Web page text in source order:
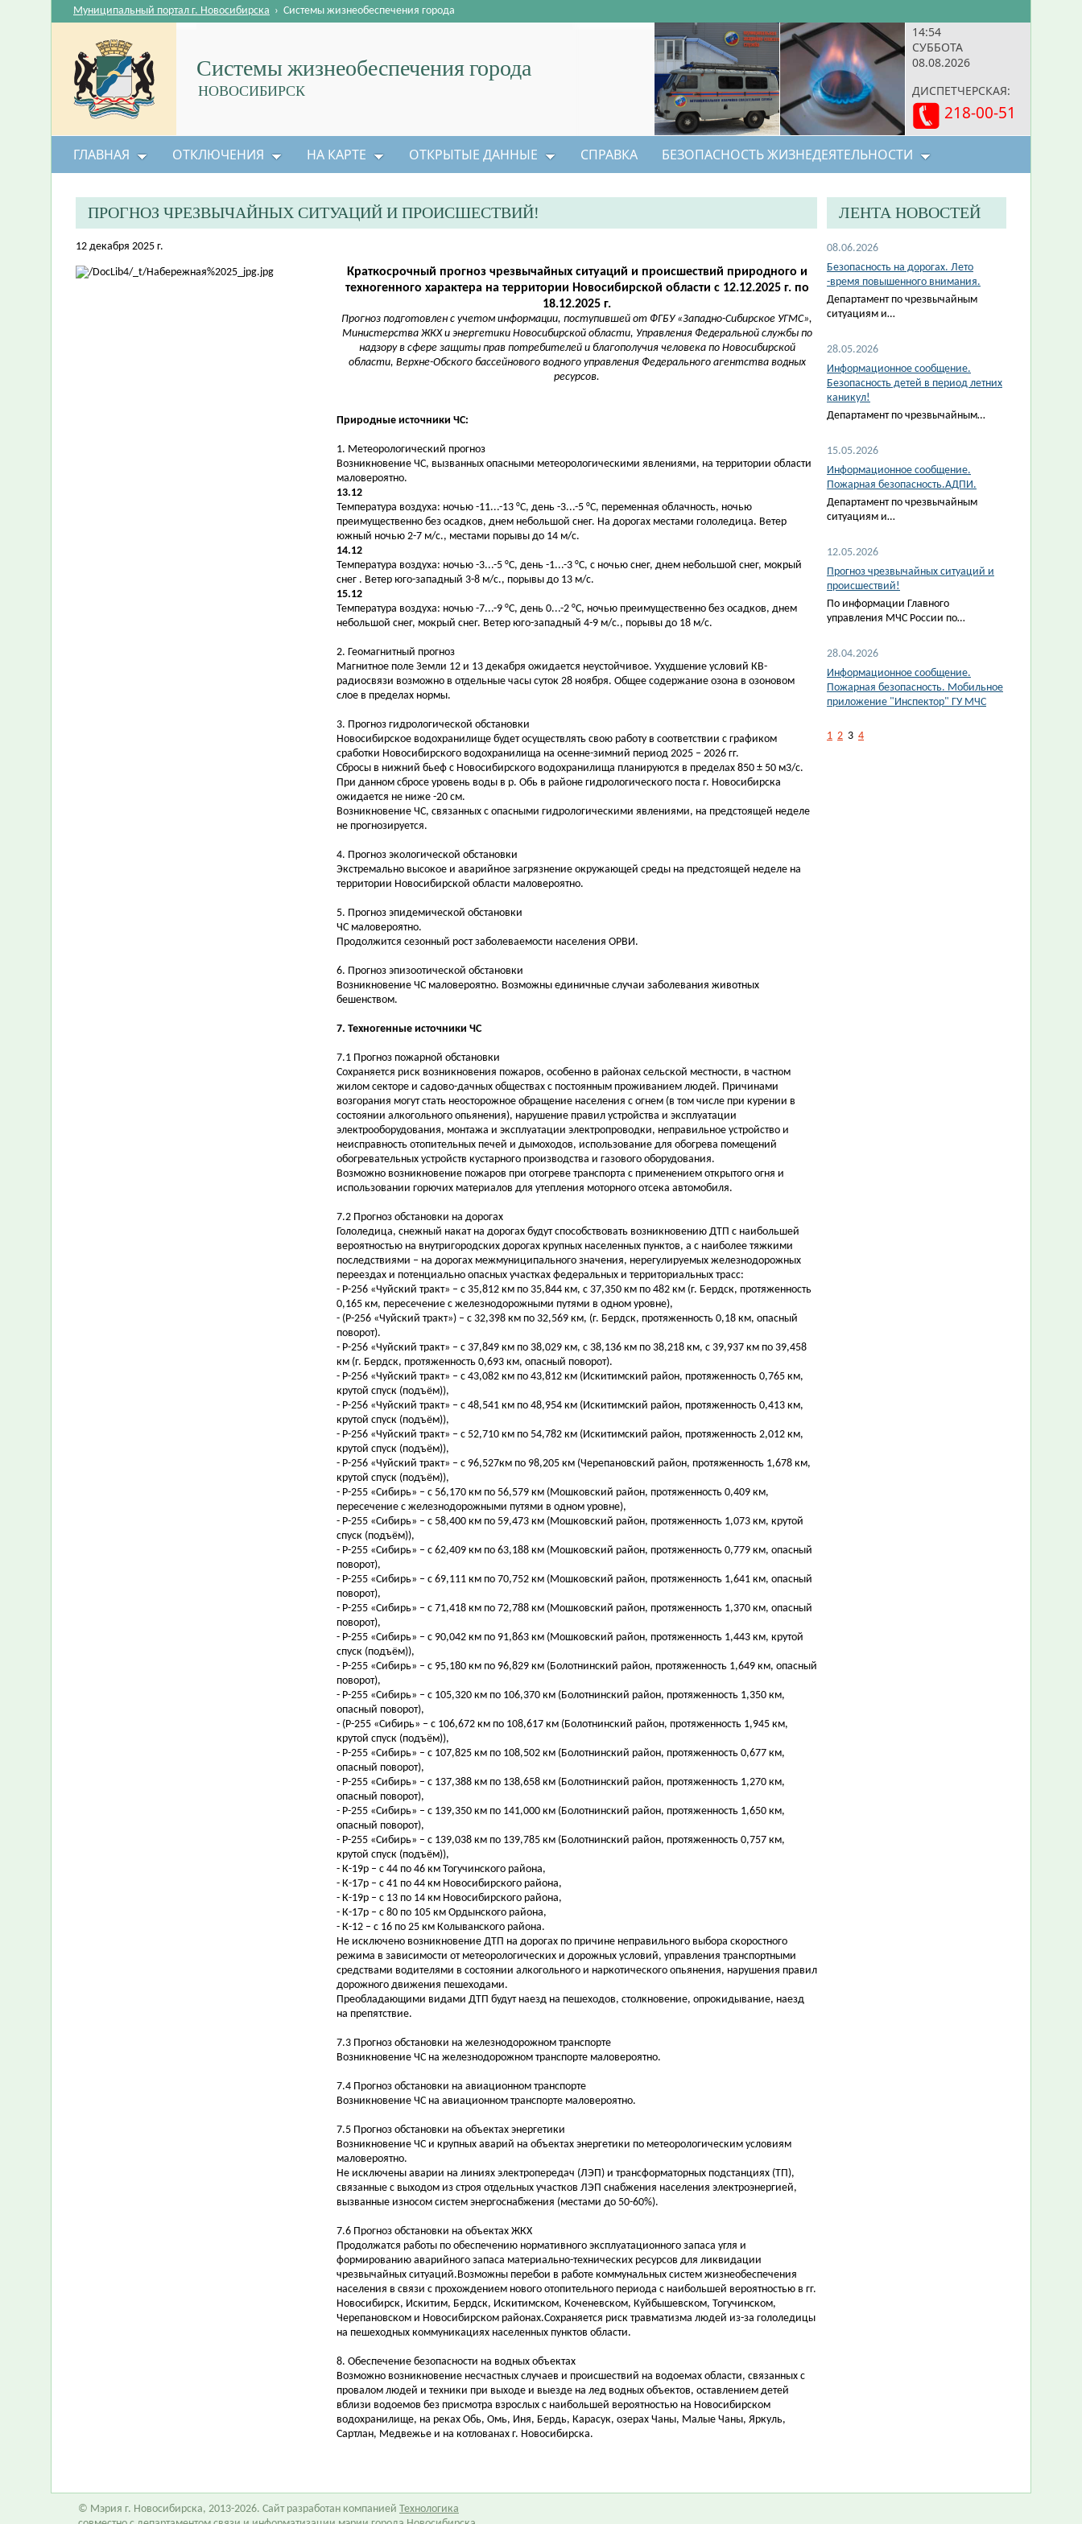
14:54
СУББОТА
08.08.2026
ДИСПЕТЧЕРСКАЯ:
218-00-51
Системы жизнеобеспечения города
НОВОСИБИРСК
Муниципальный портал г. Новосибирска › Системы жизнеобеспечения города
ГЛАВНАЯ ОТКЛЮЧЕНИЯ НА КАРТЕ ОТКРЫТЫЕ ДАННЫЕ СПРАВКА БЕЗОПАСНОСТЬ ЖИЗНЕДЕЯТЕЛЬНОСТИ
ПРОГНОЗ ЧРЕЗВЫЧАЙНЫХ СИТУАЦИЙ И ПРОИСШЕСТВИЙ!
12 декабря 2025 г.
Краткосрочный прогноз чрезвычайных ситуаций и происшествий природного и
техногенного характера на территории Новосибирской области с 12.12.2025 г. по
18.12.2025 г.
Прогноз подготовлен с учетом информации, поступившей от ФГБУ «Западно-Сибирское УГМС»,
Министерства ЖКХ и энергетики Новосибирской области, Управления Федеральной службы по
надзору в сфере защиты прав потребителей и благополучия человека по Новосибирской
области, Верхне-Обского бассейнового водного управления Федерального агентства водных
ресурсов.
Природные источники ЧС:
1. Метеорологический прогноз
Возникновение ЧС, вызванных опасными метеорологическими явлениями, на территории области
маловероятно.
13.12
Температура воздуха: ночью -11...-13 °С, день -3...-5 °С, переменная облачность, ночью
преимущественно без осадков, днем небольшой снег. На дорогах местами гололедица. Ветер
южный ночью 2-7 м/с., местами порывы до 14 м/с.
14.12
Температура воздуха: ночью -3...-5 °С, день -1...-3 °С, с ночью снег, днем небольшой снег, мокрый
снег . Ветер юго-западный 3-8 м/с., порывы до 13 м/с.
15.12
Температура воздуха: ночью -7...-9 °С, день 0...-2 °С, ночью преимущественно без осадков, днем
небольшой снег, мокрый снег. Ветер юго-западный 4-9 м/с., порывы до 18 м/с.
2. Геомагнитный прогноз
Магнитное поле Земли 12 и 13 декабря ожидается неустойчивое. Ухудшение условий КВ-
радиосвязи возможно в отдельные часы суток 28 ноября. Общее содержание озона в озоновом
слое в пределах нормы.
3. Прогноз гидрологической обстановки
Новосибирское водохранилище будет осуществлять свою работу в соответствии с графиком
сработки Новосибирского водохранилища на осенне-зимний период 2025 – 2026 гг.
Сбросы в нижний бьеф с Новосибирского водохранилища планируются в пределах 850 ± 50 м3/с.
При данном сбросе уровень воды в р. Обь в районе гидрологического поста г. Новосибирска
ожидается не ниже -20 см.
Возникновение ЧС, связанных с опасными гидрологическими явлениями, на предстоящей неделе
не прогнозируется.
4. Прогноз экологической обстановки
Экстремально высокое и аварийное загрязнение окружающей среды на предстоящей неделе на
территории Новосибирской области маловероятно.
5. Прогноз эпидемической обстановки
ЧС маловероятно.
Продолжится сезонный рост заболеваемости населения ОРВИ.
6. Прогноз эпизоотической обстановки
Возникновение ЧС маловероятно. Возможны единичные случаи заболевания животных
бешенством.
7. Техногенные источники ЧС
7.1 Прогноз пожарной обстановки
Сохраняется риск возникновения пожаров, особенно в районах сельской местности, в частном
жилом секторе и садово-дачных обществах с постоянным проживанием людей. Причинами
возгорания могут стать неосторожное обращение населения с огнем (в том числе при курении в
состоянии алкогольного опьянения), нарушение правил устройства и эксплуатации
электрооборудования, монтажа и эксплуатации электропроводки, неправильное устройство и
неисправность отопительных печей и дымоходов, использование для обогрева помещений
обогревательных устройств кустарного производства и газового оборудования.
Возможно возникновение пожаров при отогреве транспорта с применением открытого огня и
использовании горючих материалов для утепления моторного отсека автомобиля.
7.2 Прогноз обстановки на дорогах
Гололедица, снежный накат на дорогах будут способствовать возникновению ДТП с наибольшей
вероятностью на внутригородских дорогах крупных населенных пунктов, а с наиболее тяжкими
последствиями – на дорогах межмуниципального значения, нерегулируемых железнодорожных
переездах и потенциально опасных участках федеральных и территориальных трасс:
- Р-256 «Чуйский тракт» – с 35,812 км по 35,844 км, с 37,350 км по 482 км (г. Бердск, протяженность
0,165 км, пересечение с железнодорожными путями в одном уровне),
- (Р-256 «Чуйский тракт») – с 32,398 км по 32,569 км, (г. Бердск, протяженность 0,18 км, опасный
поворот).
- Р-256 «Чуйский тракт» – с 37,849 км по 38,029 км, с 38,136 км по 38,218 км, с 39,937 км по 39,458
км (г. Бердск, протяженность 0,693 км, опасный поворот).
- Р-256 «Чуйский тракт» – с 43,082 км по 43,812 км (Искитимский район, протяженность 0,765 км,
крутой спуск (подъём)),
- Р-256 «Чуйский тракт» – с 48,541 км по 48,954 км (Искитимский район, протяженность 0,413 км,
крутой спуск (подъём)),
- Р-256 «Чуйский тракт» – с 52,710 км по 54,782 км (Искитимский район, протяженность 2,012 км,
крутой спуск (подъём)),
- Р-256 «Чуйский тракт» – с 96,527км по 98,205 км (Черепановский район, протяженность 1,678 км,
крутой спуск (подъём)),
- Р-255 «Сибирь» – с 56,170 км по 56,579 км (Мошковский район, протяженность 0,409 км,
пересечение с железнодорожными путями в одном уровне),
- Р-255 «Сибирь» – с 58,400 км по 59,473 км (Мошковский район, протяженность 1,073 км, крутой
спуск (подъём)),
- Р-255 «Сибирь» – с 62,409 км по 63,188 км (Мошковский район, протяженность 0,779 км, опасный
поворот),
- Р-255 «Сибирь» – с 69,111 км по 70,752 км (Мошковский район, протяженность 1,641 км, опасный
поворот),
- Р-255 «Сибирь» – с 71,418 км по 72,788 км (Мошковский район, протяженность 1,370 км, опасный
поворот),
- Р-255 «Сибирь» – с 90,042 км по 91,863 км (Мошковский район, протяженность 1,443 км, крутой
спуск (подъём)),
- Р-255 «Сибирь» – с 95,180 км по 96,829 км (Болотнинский район, протяженность 1,649 км, опасный
поворот),
- Р-255 «Сибирь» – с 105,320 км по 106,370 км (Болотнинский район, протяженность 1,350 км,
опасный поворот),
- (Р-255 «Сибирь» – с 106,672 км по 108,617 км (Болотнинский район, протяженность 1,945 км,
крутой спуск (подъём)),
- Р-255 «Сибирь» – с 107,825 км по 108,502 км (Болотнинский район, протяженность 0,677 км,
опасный поворот),
- Р-255 «Сибирь» – с 137,388 км по 138,658 км (Болотнинский район, протяженность 1,270 км,
опасный поворот),
- Р-255 «Сибирь» – с 139,350 км по 141,000 км (Болотнинский район, протяженность 1,650 км,
опасный поворот),
- Р-255 «Сибирь» – с 139,038 км по 139,785 км (Болотнинский район, протяженность 0,757 км,
крутой спуск (подъём)),
- К-19р – с 44 по 46 км Тогучинского района,
- К-17р – с 41 по 44 км Новосибирского района,
- К-19р – с 13 по 14 км Новосибирского района,
- К-17р – с 80 по 105 км Ордынского района,
- К-12 – с 16 по 25 км Колыванского района.
Не исключено возникновение ДТП на дорогах по причине неправильного выбора скоростного
режима в зависимости от метеорологических и дорожных условий, управления транспортными
средствами водителями в состоянии алкогольного и наркотического опьянения, нарушения правил
дорожного движения пешеходами.
Преобладающими видами ДТП будут наезд на пешеходов, столкновение, опрокидывание, наезд
на препятствие.
7.3 Прогноз обстановки на железнодорожном транспорте
Возникновение ЧС на железнодорожном транспорте маловероятно.
7.4 Прогноз обстановки на авиационном транспорте
Возникновение ЧС на авиационном транспорте маловероятно.
7.5 Прогноз обстановки на объектах энергетики
Возникновение ЧС и крупных аварий на объектах энергетики по метеорологическим условиям
маловероятно.
Не исключены аварии на линиях электропередач (ЛЭП) и трансформаторных подстанциях (ТП),
связанные с выходом из строя отдельных участков ЛЭП снабжения населения электроэнергией,
вызванные износом систем энергоснабжения (местами до 50-60%).
7.6 Прогноз обстановки на объектах ЖКХ
Продолжатся работы по обеспечению нормативного эксплуатационного запаса угля и
формированию аварийного запаса материально-технических ресурсов для ликвидации
чрезвычайных ситуаций.Возможны перебои в работе коммунальных систем жизнеобеспечения
населения в связи с прохождением нового отопительного периода с наибольшей вероятностью в гг.
Новосибирск, Искитим, Бердск, Искитимском, Коченевском, Куйбышевском, Тогучинском,
Черепановском и Новосибирском районах.Сохраняется риск травматизма людей из-за гололедицы
на пешеходных коммуникациях населенных пунктов области.
8. Обеспечение безопасности на водных объектах
Возможно возникновение несчастных случаев и происшествий на водоемах области, связанных с
провалом людей и техники при выходе и выезде на лед водных объектов, оставлением детей
вблизи водоемов без присмотра взрослых с наибольшей вероятностью на Новосибирском
водохранилище, на реках Обь, Омь, Иня, Бердь, Карасук, озерах Чаны, Малые Чаны, Яркуль,
Сартлан, Медвежье и на котлованах г. Новосибирска.
ЛЕНТА НОВОСТЕЙ
08.06.2026
Безопасность на дорогах. Лето
-время повышенного внимания.
Департамент по чрезвычайным
ситуациям и…
28.05.2026
Информационное сообщение.
Безопасность детей в период летних
каникул!
Департамент по чрезвычайным…
15.05.2026
Информационное сообщение.
Пожарная безопасность.АДПИ.
Департамент по чрезвычайным
ситуациям и…
12.05.2026
Прогноз чрезвычайных ситуаций и
происшествий!
По информации Главного
управления МЧС России по…
28.04.2026
Информационное сообщение.
Пожарная безопасность. Мобильное
приложение "Инспектор" ГУ МЧС
1 2 3 4
© Мэрия г. Новосибирска, 2013-2026. Сайт разработан компанией Технологика